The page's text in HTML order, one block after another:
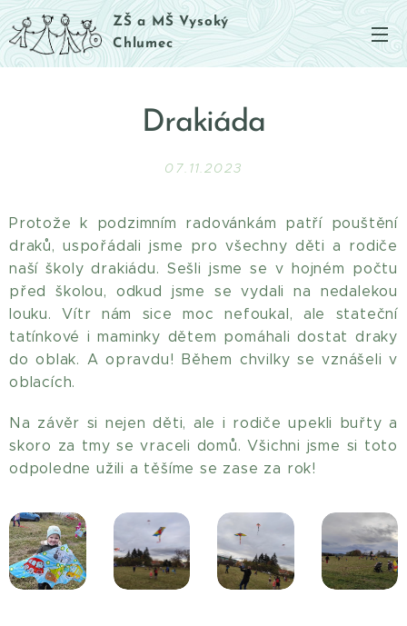
ZŠ a MŠ Vysoký
Chlumec
Drakiáda
07.11.2023
Protože k podzimním radovánkám patří pouštění
draků, uspořádali jsme pro všechny děti a rodiče
naší školy drakiádu. Sešli jsme se v hojném počtu
před školou, odkud jsme se vydali na nedalekou
louku. Vítr nám sice moc nefoukal, ale stateční
tatínkové i maminky dětem pomáhali dostat draky
do oblak. A opravdu! Během chvilky se vznášeli v
oblacích.
Na závěr si nejen děti, ale i rodiče upekli buřty a
skoro za tmy se vraceli domů. Všichni jsme si toto
odpoledne užili a těšíme se zase za rok!